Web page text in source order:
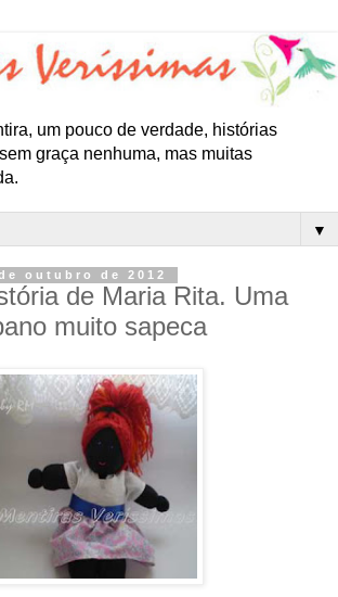
um pouco de verdade, histórias
graça nenhuma, mas muitas
▼
outubro de 2012
de Maria Rita. Uma
muito sapeca